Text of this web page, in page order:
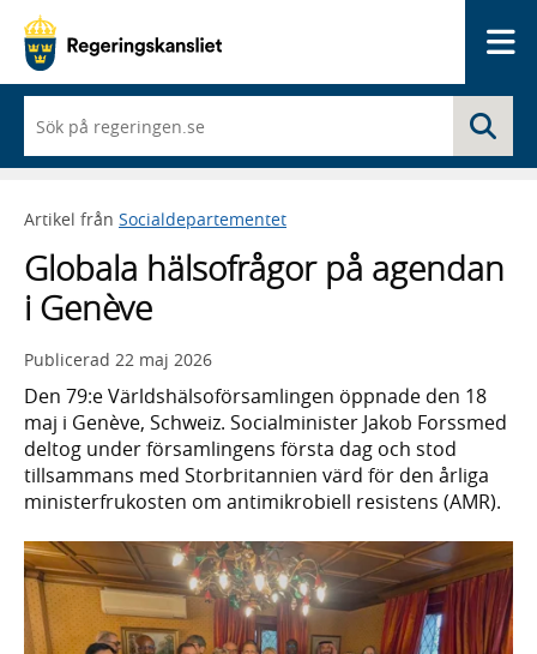
du
börjar
skriva
framträder
lista
med
sökförslag
Artikel från Socialdepartementet
Globala hälsofrågor på agendan
i Genève
Publicerad 22 maj 2026
Den 79:e Världshälsoförsamlingen öppnade den 18
maj i Genève, Schweiz. Socialminister Jakob Forssmed
deltog under församlingens första dag och stod
tillsammans med Storbritannien värd för den årliga
ministerfrukosten om antimikrobiell resistens (AMR).